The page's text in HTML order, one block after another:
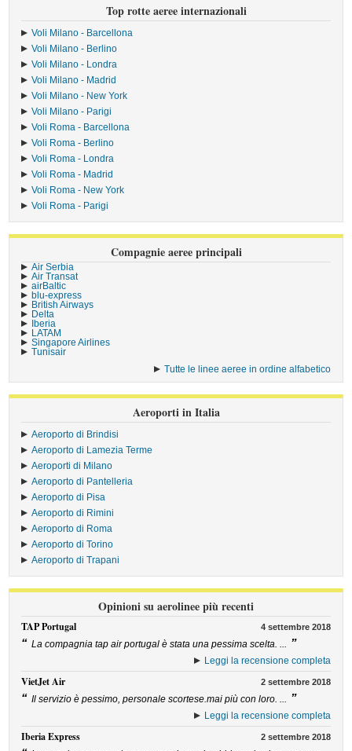
Top rotte aeree internazionali
Voli Milano - Barcellona
Voli Milano - Berlino
Voli Milano - Londra
Voli Milano - Madrid
Voli Milano - New York
Voli Milano - Parigi
Voli Roma - Barcellona
Voli Roma - Berlino
Voli Roma - Londra
Voli Roma - Madrid
Voli Roma - New York
Voli Roma - Parigi
Compagnie aeree principali
Air Serbia
Air Transat
airBaltic
blu-express
British Airways
Delta
Iberia
LATAM
Singapore Airlines
Tunisair
Tutte le linee aeree in ordine alfabetico
Aeroporti in Italia
Aeroporto di Brindisi
Aeroporto di Lamezia Terme
Aeroporti di Milano
Aeroporto di Pantelleria
Aeroporto di Pisa
Aeroporto di Rimini
Aeroporto di Roma
Aeroporto di Torino
Aeroporto di Trapani
Opinioni su aerolinee più recenti
TAP Portugal 4 settembre 2018
“ La compagnia tap air portugal è stata una pessima scelta. ... ”
Leggi la recensione completa
VietJet Air 2 settembre 2018
“ Il servizio è pessimo, personale scortese.mai più con loro. ... ”
Leggi la recensione completa
Iberia Express 2 settembre 2018